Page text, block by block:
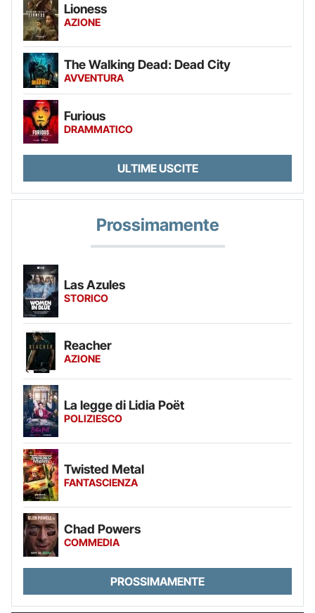
Lioness
AZIONE
The Walking Dead: Dead City
AVVENTURA
Furious
DRAMMATICO
ULTIME USCITE
Prossimamente
Las Azules
STORICO
Reacher
AZIONE
La legge di Lidia Poët
POLIZIESCO
Twisted Metal
FANTASCIENZA
Chad Powers
COMMEDIA
PROSSIMAMENTE